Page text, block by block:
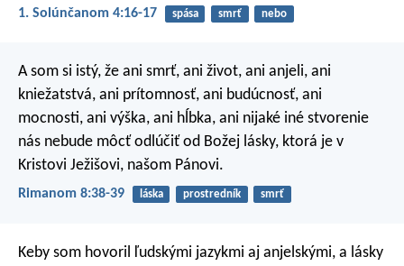
1. Solúnčanom 4:16-17 spása smrť nebo
A som si istý, že ani smrť, ani život, ani anjeli, ani
kniežatstvá, ani prítomnosť, ani budúcnosť, ani
mocnosti, ani výška, ani hĺbka, ani nijaké iné stvorenie
nás nebude môcť odlúčiť od Božej lásky, ktorá je v
Kristovi Ježišovi, našom Pánovi.
Rimanom 8:38-39 láska prostredník smrť
Keby som hovoril ľudskými jazykmi aj anjelskými, a lásky